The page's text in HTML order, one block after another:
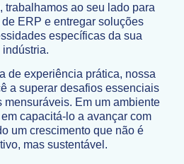
trabalhamos ao seu lado para
ERP e entregar soluções
específicas da sua
indústria.
de experiência prática, nossa
a superar desafios essenciais
mensuráveis. Em um ambiente
capacitá-lo a avançar com
um crescimento que não é
mas sustentável.